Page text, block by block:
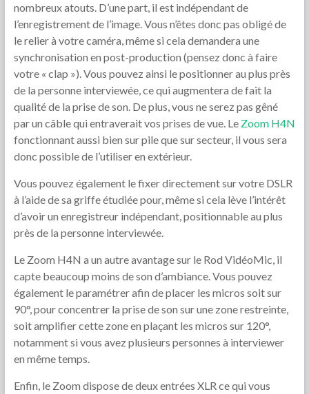
nombreux atouts. D’une part, il est indépendant de
l’enregistrement de l’image. Vous n’êtes donc pas obligé de
le relier à votre caméra, même si cela demandera une
synchronisation en post-production (pensez donc à faire
votre « clap »). Vous pouvez ainsi le positionner au plus près
de la personne interviewée, ce qui augmentera de fait la
qualité de la prise de son. De plus, vous ne serez pas gêné
par un câble qui entraverait vos prises de vue. LeZoom H4N
fonctionnant aussi bien sur pile que sur secteur, il vous sera
donc possible de l’utiliser en extérieur.
Vous pouvez également le fixer directement sur votre DSLR
à l’aide de sa griffe étudiée pour, même si cela lève l’intérêt
d’avoir un enregistreur indépendant, positionnable au plus
près de la personne interviewée.
Le Zoom H4N a un autre avantage sur le Rod VidéoMic, il
capte beaucoup moins de son d’ambiance. Vous pouvez
également le paramétrer afin de placer les micros soit sur
90°, pour concentrer la prise de son sur une zone restreinte,
soit amplifier cette zone en plaçant les micros sur 120°,
notamment si vous avez plusieurs personnes à interviewer
en même temps.
Enfin, le Zoom dispose de deux entrées XLR ce qui vous